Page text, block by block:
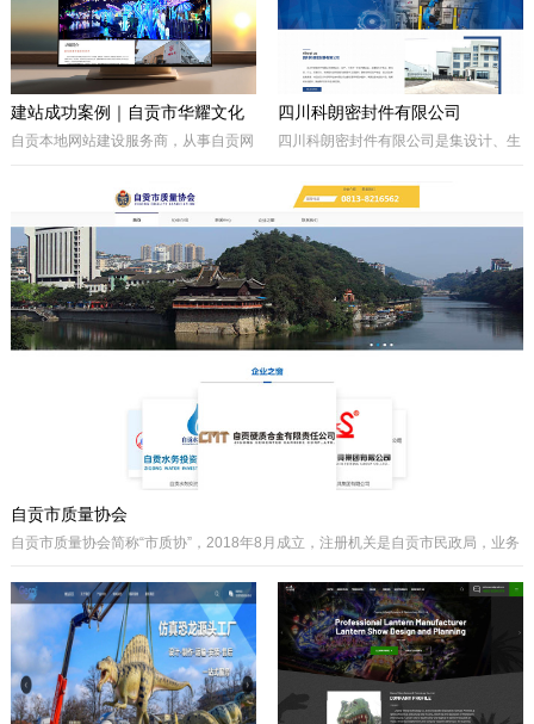
建站成功案例｜自贡市华耀文化
艺术有限公司官网定制开发项目
自贡本地网站建设服务商，从事自贡网
发，本次完成自贡市华耀文化艺术有限
公司官网定制搭建，包含品牌展示、案
例展示、在线询盘功能，搭配全套基础
SEO优化。
四川科朗密封件有限公司
四川科朗密封件有限公司是集设计、生
于电力、氧化铝、矿山、石油石化、钢
铁等行业所需的机械密封件及其配件、
密封件的生产制造；因公司业务发展需
要，成立的四川科朗环保设备有限公司
主要经营泵阀及其配件、硬质合金制品
类产品、耐磨材料类配件，承接用户非
标件设计和定制。
自贡市质量协会
自贡市质量协会简称“市质协”，2018年8月成立，注册机关是自贡市民政局，业务
协会之一，历届会长由主管经济工作的副市长担任，是自贡市市场监督管理局领
导下的全市性质量组织，是我市传播国内外先进质量管理方法、助推质量事业发
展的中坚力量。是联系广大企业和质量工作者的纽带。